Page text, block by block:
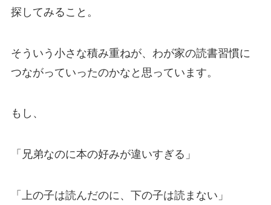
探してみること。
そういう小さな積み重ねが、わが家の読書習慣に
つながっていったのかなと思っています。
もし、
「兄弟なのに本の好みが違いすぎる」
「上の子は読んだのに、下の子は読まない」